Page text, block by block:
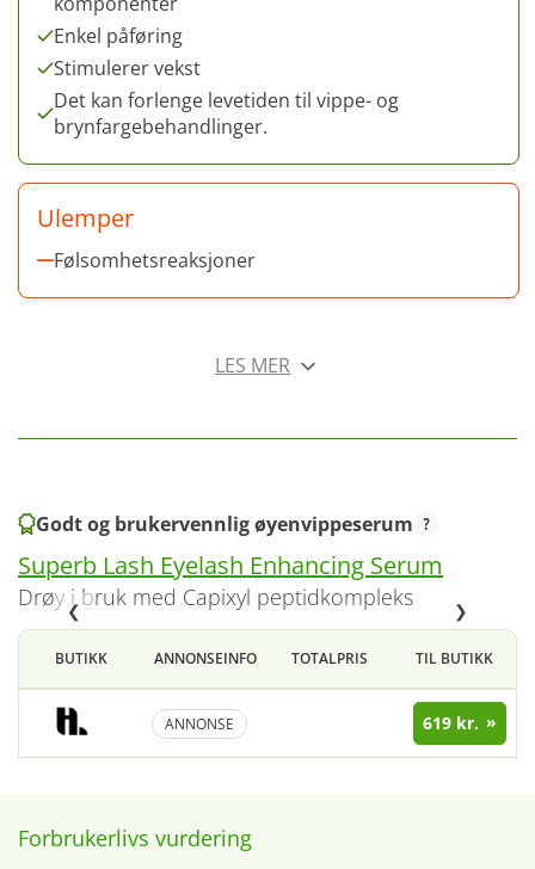
Enkel påføring
Stimulerer vekst
Det kan forlenge levetiden til vippe- og
brynfargebehandlinger.
Ulemper
Følsomhetsreaksjoner
LES MER
Godt og brukervennlig øyenvippeserum
Superb Lash Eyelash Enhancing Serum
drøy i bruk med Capixyl peptidkompleks
❮ ❯
BUTIKK ANNONSEINFO TOTALPRIS TIL BUTIKK
ANNONSE 619 kr.
Forbrukerlivs vurdering